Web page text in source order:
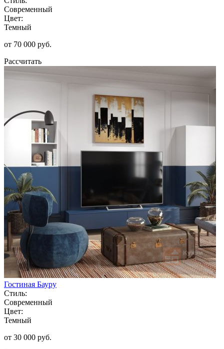
Современный
Цвет:
Темный
от 70 000 руб.
Рассчитать
Гостиная Бауру
Стиль:
Современный
Цвет:
Темный
от 30 000 руб.